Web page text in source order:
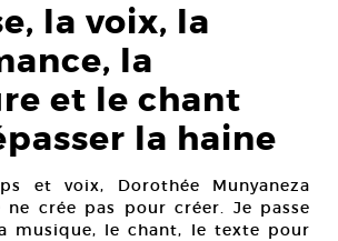
la voix, la
la
et le chant
la haine
et voix, Dorothée Munyaneza
ne crée pas pour créer. Je passe
musique, le chant, le texte pour